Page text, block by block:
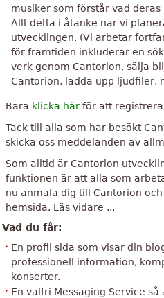
musiker som förstår vad
Allt detta i åtanke när vi
utvecklingen. (Vi arbetar
för framtiden inkluderar en
verk genom Cantorion, sälja
Cantorion, ladda upp ljudfiler,
Bara klicka här för att
Tack till alla som har besökt
skicka oss meddelanden av
Som alltid är Cantorion
funktionen är att alla som
nu anmäla dig till Cantorion
hemsida. Läs vidare ...
Vad du får:
En profil sida som visar din
professionell information,
konserter.
En valfri Messaging Service